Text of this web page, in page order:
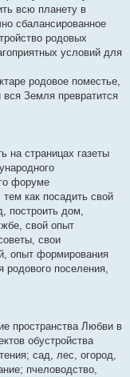
всю планету в
сбалансированное
родовых
условий для
родовое поместье,
вся Земля превратится
на страницах газеты
форуме
как посадить свой
построить дом,
свой опыт
свои
опыт формирования
родового поселения,
пространства Любви в
обустройства
сад, лес, огород,
пчеловодство,